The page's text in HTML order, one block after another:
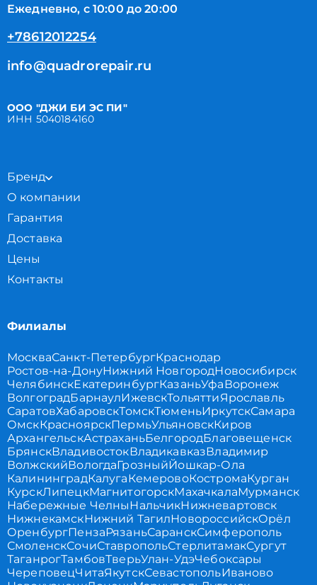
Ежедневно, с 10:00 до 20:00
+78612012254
info@quadrorepair.ru
ООО "ДЖИ БИ ЭС ПИ"
ИНН 5040184160
Бренд
О компании
Гарантия
Доставка
Цены
Контакты
Филиалы
МоскваСанкт-ПетербургКраснодар
Ростов-на-ДонуНижний НовгородНовосибирск
ЧелябинскЕкатеринбургКазаньУфаВоронеж
ВолгоградБарнаулИжевскТольяттиЯрославль
СаратовХабаровскТомскТюменьИркутскСамара
ОмскКрасноярскПермьУльяновскКиров
АрхангельскАстраханьБелгородБлаговещенск
БрянскВладивостокВладикавказВладимир
ВолжскийВологдаГрозныйЙошкар-Ола
КалининградКалугаКемеровоКостромаКурган
КурскЛипецкМагнитогорскМахачкалаМурманск
Набережные ЧелныНальчикНижневартовск
НижнекамскНижний ТагилНовороссийскОрёл
ОренбургПензаРязаньСаранскСимферополь
СмоленскСочиСтавропольСтерлитамакСургут
ТаганрогТамбовТверьУлан-УдэЧебоксары
ЧереповецЧитаЯкутскСевастопольИваново